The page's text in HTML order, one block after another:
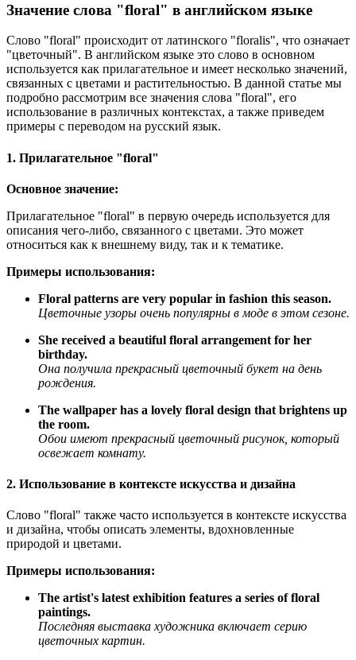
Значение слова "floral" в английском языке
Слово "floral" происходит от латинского "floralis", что означает
"цветочный". В английском языке это слово в основном
используется как прилагательное и имеет несколько значений,
связанных с цветами и растительностью. В данной статье мы
подробно рассмотрим все значения слова "floral", его
использование в различных контекстах, а также приведем
примеры с переводом на русский язык.
1. Прилагательное "floral"
Основное значение:
Прилагательное "floral" в первую очередь используется для
описания чего-либо, связанного с цветами. Это может
относиться как к внешнему виду, так и к тематике.
Примеры использования:
Floral patterns are very popular in fashion this season.
Цветочные узоры очень популярны в моде в этом сезоне.
She received a beautiful floral arrangement for her
birthday.
Она получила прекрасный цветочный букет на день
рождения.
The wallpaper has a lovely floral design that brightens up
the room.
Обои имеют прекрасный цветочный рисунок, который
освежает комнату.
2. Использование в контексте искусства и дизайна
Слово "floral" также часто используется в контексте искусства
и дизайна, чтобы описать элементы, вдохновленные
природой и цветами.
Примеры использования:
The artist's latest exhibition features a series of floral
paintings.
Последняя выставка художника включает серию
цветочных картин.